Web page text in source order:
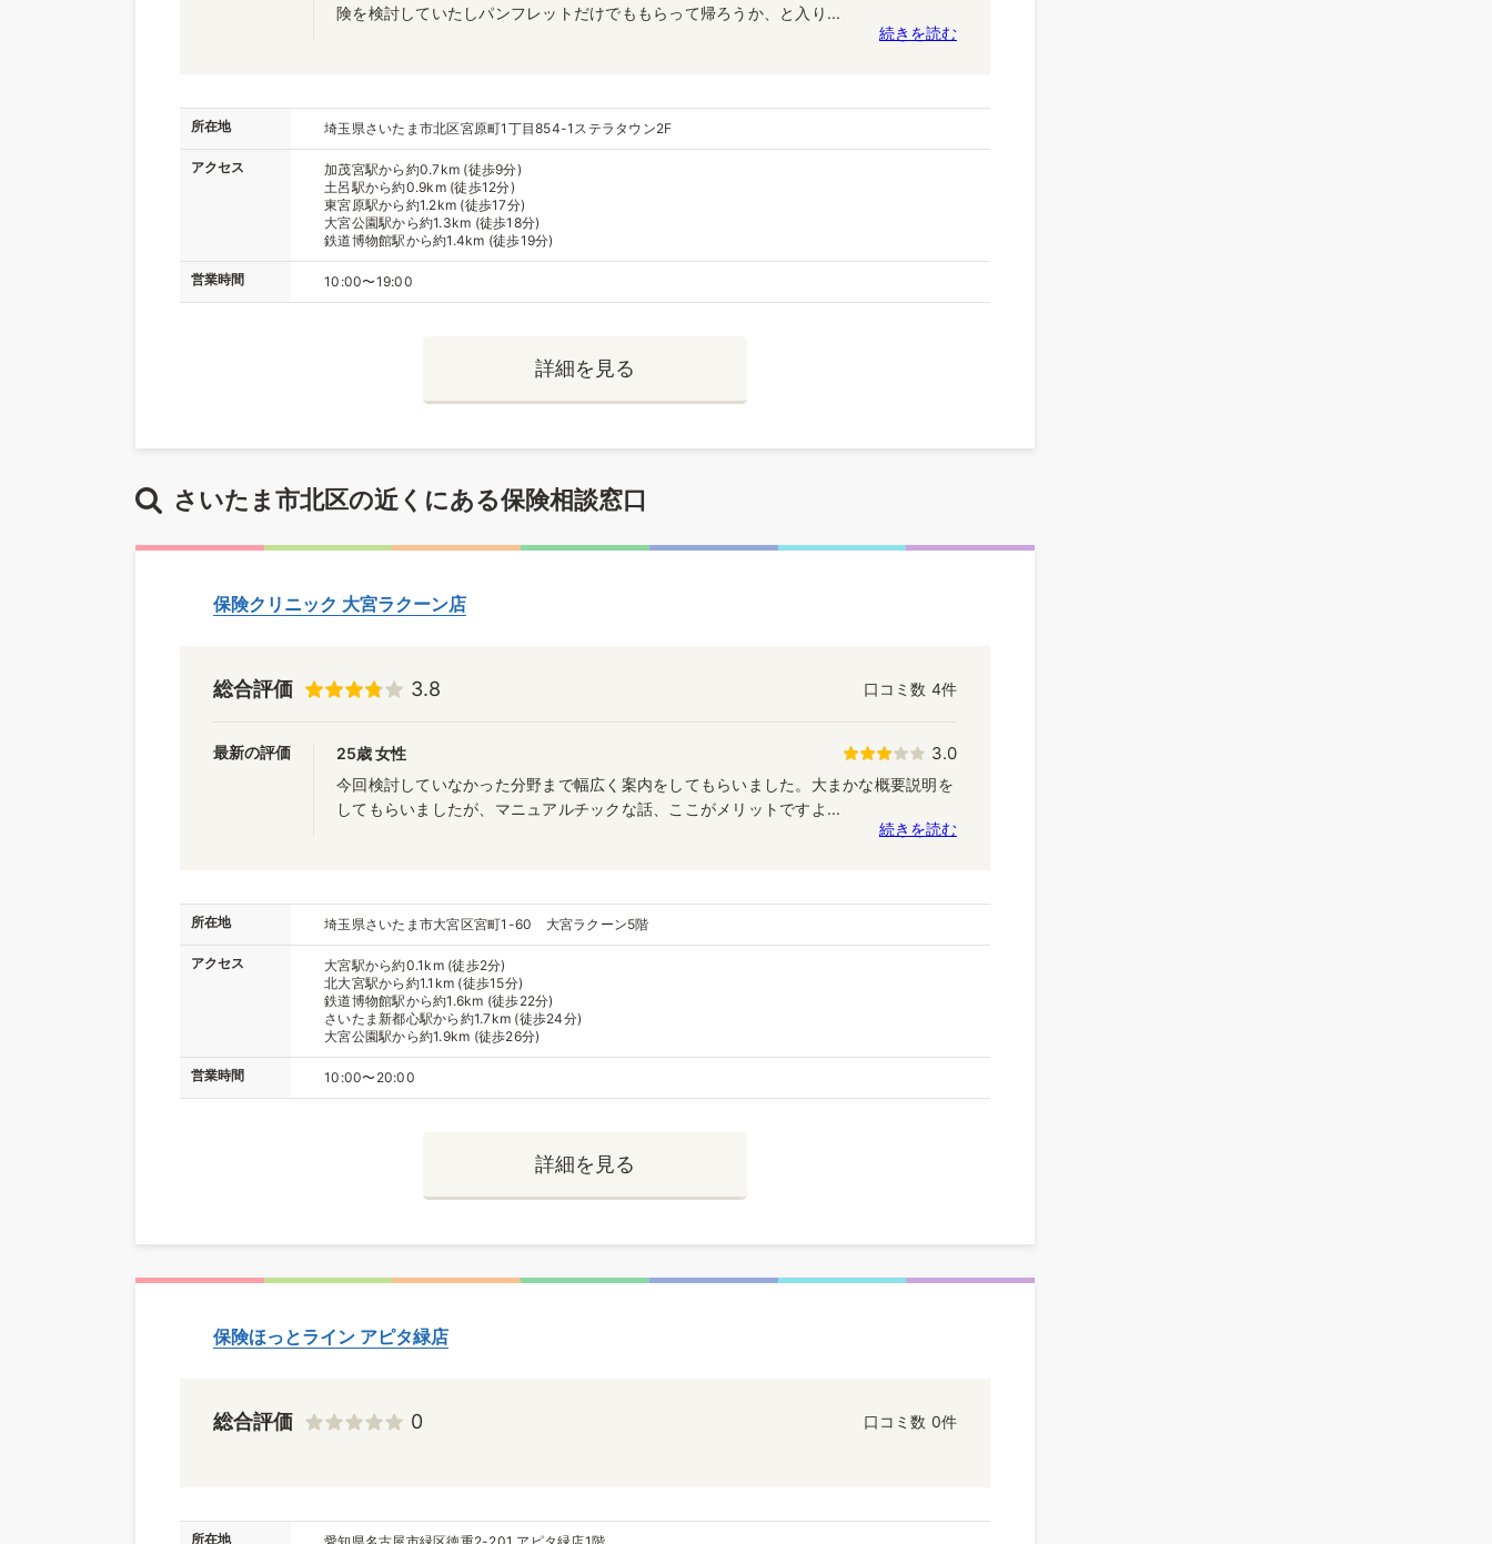
険を検討していたしパンフレットだけでももらって帰ろうか、と入り...
続きを読む
所在地 埼玉県さいたま市北区宮原町1丁目854-1ステラタウン2F
アクセス
加茂宮駅から約0.7km (徒歩9分)
土呂駅から約0.9km (徒歩12分)
東宮原駅から約1.2km (徒歩17分)
大宮公園駅から約1.3km (徒歩18分)
鉄道博物館駅から約1.4km (徒歩19分)
営業時間 10:00〜19:00
詳細を見る
さいたま市北区の近くにある保険相談窓口
保険クリニック 大宮ラクーン店
総合評価 3.8 口コミ数 4件
最新の評価 25歳 女性 3.0
今回検討していなかった分野まで幅広く案内をしてもらいました。大まかな概要説明を
してもらいましたが、マニュアルチックな話、ここがメリットですよ...
続きを読む
所在地 埼玉県さいたま市大宮区宮町1-60 大宮ラクーン5階
アクセス
大宮駅から約0.1km (徒歩2分)
北大宮駅から約1.1km (徒歩15分)
鉄道博物館駅から約1.6km (徒歩22分)
さいたま新都心駅から約1.7km (徒歩24分)
大宮公園駅から約1.9km (徒歩26分)
営業時間 10:00〜20:00
詳細を見る
保険ほっとライン アピタ緑店
総合評価 0 口コミ数 0件
所在地